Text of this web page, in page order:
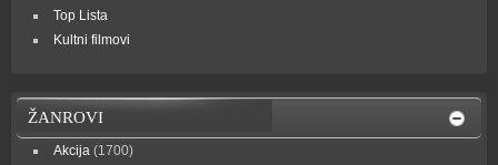
Top Lista
Kultni filmovi
ŽANROVI
Akcija (1700)